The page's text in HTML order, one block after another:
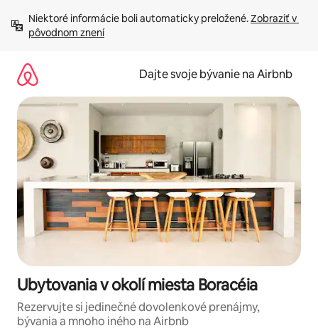
obsah.
Niektoré informácie boli automaticky preložené. Zobraziť v
pôvodnom znení
Dajte svoje bývanie na Airbnb
Ubytovania v okolí miesta Boracéia
Rezervujte si jedinečné dovolenkové prenájmy,
bývania a mnoho iného na Airbnb